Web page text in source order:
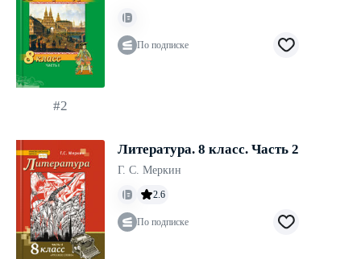
По подписке
#2
Литература. 8 класс. Часть 2
Г. С. Меркин
2.6
По подписке